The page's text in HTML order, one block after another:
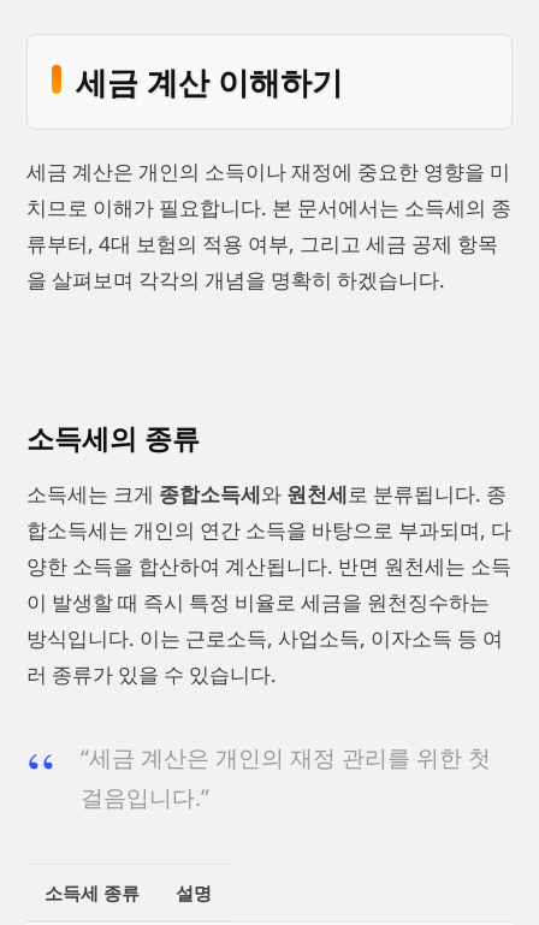
세금 계산 이해하기
세금 계산은 개인의 소득이나 재정에 중요한 영향을 미
치므로 이해가 필요합니다. 본 문서에서는 소득세의 종
류부터, 4대 보험의 적용 여부, 그리고 세금 공제 항목
을 살펴보며 각각의 개념을 명확히 하겠습니다.
소득세의 종류
소득세는 크게 종합소득세와 원천세로 분류됩니다. 종
합소득세는 개인의 연간 소득을 바탕으로 부과되며, 다
양한 소득을 합산하여 계산됩니다. 반면 원천세는 소득
이 발생할 때 즉시 특정 비율로 세금을 원천징수하는
방식입니다. 이는 근로소득, 사업소득, 이자소득 등 여
러 종류가 있을 수 있습니다.
“세금 계산은 개인의 재정 관리를 위한 첫
걸음입니다.”
소득세 종류 설명